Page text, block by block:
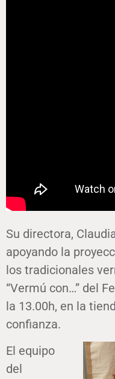
Su directora,
apoyando la
los tradicionales
“Vermú con…” del
la 13.00h, en la
confianza.
El equipo
del